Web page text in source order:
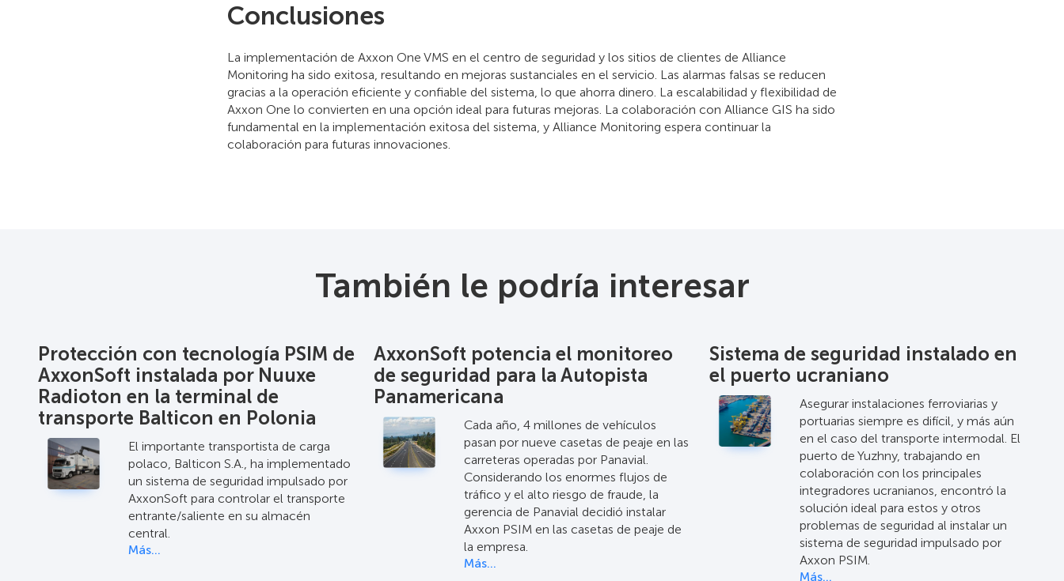
Conclusiones
La implementación de Axxon One VMS en el centro de seguridad y los sitios de clientes de Alliance
Monitoring ha sido exitosa, resultando en mejoras sustanciales en el servicio. Las alarmas falsas se reducen
gracias a la operación eficiente y confiable del sistema, lo que ahorra dinero. La escalabilidad y flexibilidad de
Axxon One lo convierten en una opción ideal para futuras mejoras. La colaboración con Alliance GIS ha sido
fundamental en la implementación exitosa del sistema, y Alliance Monitoring espera continuar la
colaboración para futuras innovaciones.
También le podría interesar
Protección con tecnología PSIM de
AxxonSoft instalada por Nuuxe
Radioton en la terminal de
transporte Balticon en Polonia
El importante transportista de carga
polaco, Balticon S.A., ha implementado
un sistema de seguridad impulsado por
AxxonSoft para controlar el transporte
entrante/saliente en su almacén
central.
Más…
AxxonSoft potencia el monitoreo
de seguridad para la Autopista
Panamericana
Cada año, 4 millones de vehículos
pasan por nueve casetas de peaje en las
carreteras operadas por Panavial.
Considerando los enormes flujos de
tráfico y el alto riesgo de fraude, la
gerencia de Panavial decidió instalar
Axxon PSIM en las casetas de peaje de
la empresa.
Más…
Sistema de seguridad instalado en
el puerto ucraniano
Asegurar instalaciones ferroviarias y
portuarias siempre es difícil, y más aún
en el caso del transporte intermodal. El
puerto de Yuzhny, trabajando en
colaboración con los principales
integradores ucranianos, encontró la
solución ideal para estos y otros
problemas de seguridad al instalar un
sistema de seguridad impulsado por
Axxon PSIM.
Más…